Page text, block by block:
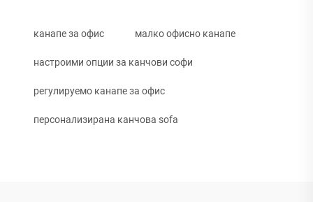
канапе за офис малко офисно канапе
настроими опции за канчови софи
регулируемо канапе за офис
персонализирана канчова sofa